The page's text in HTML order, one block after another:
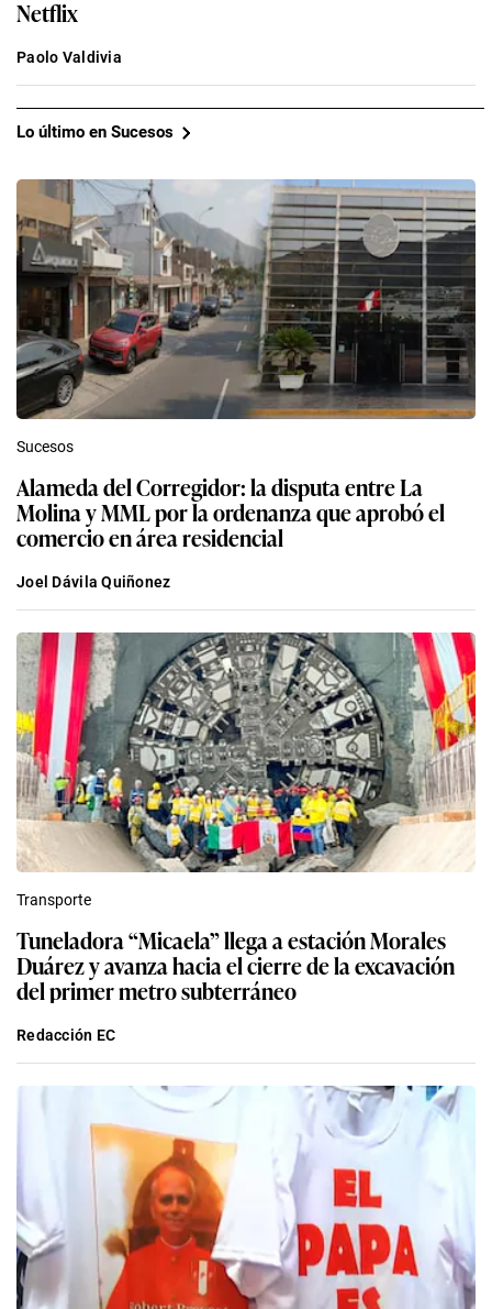
Netflix
Paolo Valdivia
Lo último en Sucesos
Sucesos
Alameda del Corregidor: la disputa entre La
Molina y MML por la ordenanza que aprobó el
comercio en área residencial
Joel Dávila Quiñonez
Transporte
Tuneladora “Micaela” llega a estación Morales
Duárez y avanza hacia el cierre de la excavación
del primer metro subterráneo
Redacción EC